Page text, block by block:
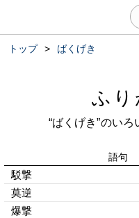
トップ > ばくげき
ふり
“ばくげき”のい
語句
駁撃
莫逆
爆撃